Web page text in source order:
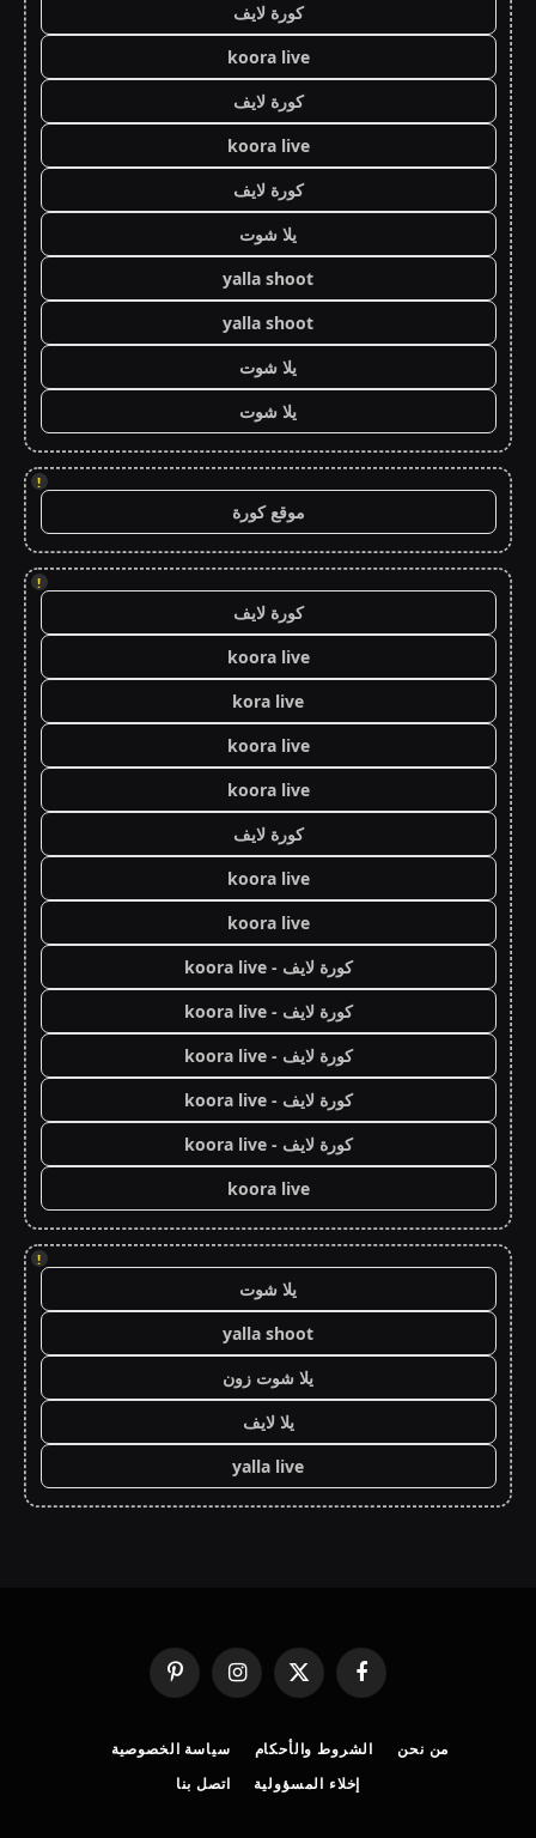
كورة لايف
koora live
كورة لايف
koora live
كورة لايف
يلا شوت
yalla shoot
yalla shoot
يلا شوت
يلا شوت
!
موقع كورة
!
كورة لايف
koora live
kora live
koora live
koora live
كورة لايف
koora live
koora live
كورة لايف - koora live
كورة لايف - koora live
كورة لايف - koora live
كورة لايف - koora live
كورة لايف - koora live
koora live
!
يلا شوت
yalla shoot
يلا شوت زون
يلا لايف
yalla live
فيسبوك
X
(Twitter)
الانستغرامبينتيريست
من نحن الشروط والأحكام
سياسة الخصوصية
إخلاء المسؤولية
اتصل بنا